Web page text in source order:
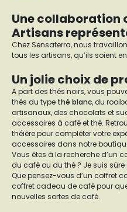
Une collaboration
Artisans
Chez Sensaterra, nous
tous les artisans, qu’ils soient
Un jolie choix de
A part des thés noirs, vous
thés du type thé blanc, du
artisanaux, des chocolats et
accessoires à café et thé.
théière pour compléter votre
accessoires dans notre
Vous êtes à la recherche d’un
du café ou du thé ? Je suis
Que pensez-vous d’un coffret
coffret cadeau de café pour
nouvelles sortes de café.